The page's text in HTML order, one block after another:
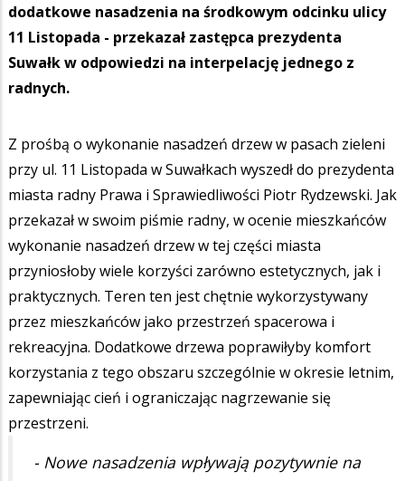
dodatkowe nasadzenia na środkowym odcinku ulicy
11 Listopada - przekazał zastępca prezydenta
Suwałk w odpowiedzi na interpelację jednego z
radnych.
Z prośbą o wykonanie nasadzeń drzew w pasach zieleni
przy ul. 11 Listopada w Suwałkach wyszedł do prezydenta
miasta radny Prawa i Sprawiedliwości Piotr Rydzewski. Jak
przekazał w swoim piśmie radny, w ocenie mieszkańców
wykonanie nasadzeń drzew w tej części miasta
przyniosłoby wiele korzyści zarówno estetycznych, jak i
praktycznych. Teren ten jest chętnie wykorzystywany
przez mieszkańców jako przestrzeń spacerowa i
rekreacyjna. Dodatkowe drzewa poprawiłyby komfort
korzystania z tego obszaru szczególnie w okresie letnim,
zapewniając cień i ograniczając nagrzewanie się
przestrzeni.
- Nowe nasadzenia wpływają pozytywnie na